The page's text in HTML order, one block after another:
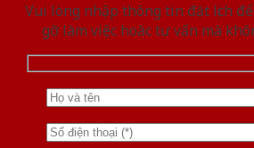
Vui lòng nhập thông tin đặt lịch
gỡ làm việc hoăc tư vấn mà